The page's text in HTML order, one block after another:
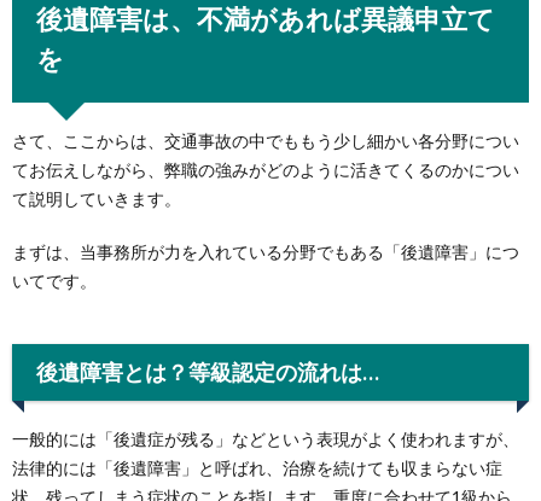
後遺障害は、不満があれば異議申立て
を
さて、ここからは、交通事故の中でももう少し細かい各分野につい
てお伝えしながら、弊職の強みがどのように活きてくるのかについ
て説明していきます。
まずは、当事務所が力を入れている分野でもある「後遺障害」につ
いてです。
後遺障害とは？等級認定の流れは…
一般的には「後遺症が残る」などという表現がよく使われますが、
法律的には「後遺障害」と呼ばれ、治療を続けても収まらない症
状、残ってしまう症状のことを指します。重度に合わせて1級から